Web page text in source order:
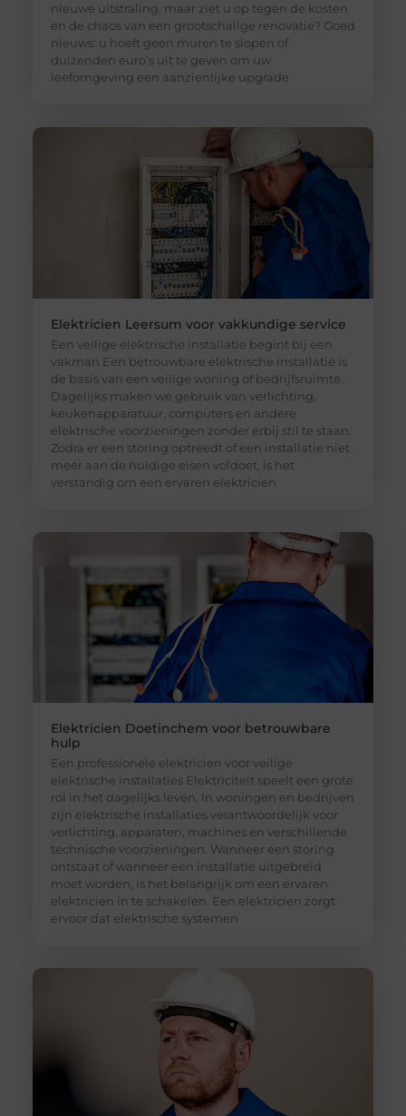
nieuwe uitstraling, maar ziet u op tegen de kosten
en de chaos van een grootschalige renovatie? Goed
nieuws: u hoeft geen muren te slopen of
duizenden euro’s uit te geven om uw
leefomgeving een aanzienlijke upgrade
Elektricien Leersum voor vakkundige service
Een veilige elektrische installatie begint bij een
vakman Een betrouwbare elektrische installatie is
de basis van een veilige woning of bedrijfsruimte.
Dagelijks maken we gebruik van verlichting,
keukenapparatuur, computers en andere
elektrische voorzieningen zonder erbij stil te staan.
Zodra er een storing optreedt of een installatie niet
meer aan de huidige eisen voldoet, is het
verstandig om een ervaren elektricien
Elektricien Doetinchem voor betrouwbare
hulp
Een professionele elektricien voor veilige
elektrische installaties Elektriciteit speelt een grote
rol in het dagelijks leven. In woningen en bedrijven
zijn elektrische installaties verantwoordelijk voor
verlichting, apparaten, machines en verschillende
technische voorzieningen. Wanneer een storing
ontstaat of wanneer een installatie uitgebreid
moet worden, is het belangrijk om een ervaren
elektricien in te schakelen. Een elektricien zorgt
ervoor dat elektrische systemen